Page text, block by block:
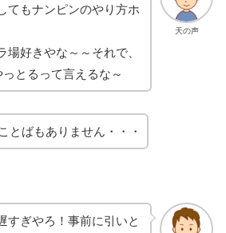
天の声
てもナンピンのやり方ホ
場好きやな～～それで、
とるって言えるな～
とばもありません・・・
すぎやろ！事前に引いと